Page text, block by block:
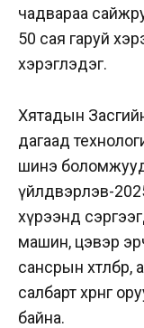
чадвараа
50 сая гаруй
хэрэглэдэг.
Хятадын
дагаад
шинэ
үйлдвэрлэв-
хүрээнд
машин, цэвэр
сансрын
салбарт хөрөнгө
байна.